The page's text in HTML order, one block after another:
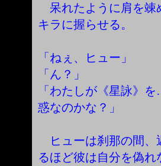
呆れたように肩を竦
キラに握らせる。
「ねぇ、ヒュー」
「ん？」
「わたしが《星詠》
惑なのかな？」
ヒューは刹那の間、
るほど彼は自分を偽れ